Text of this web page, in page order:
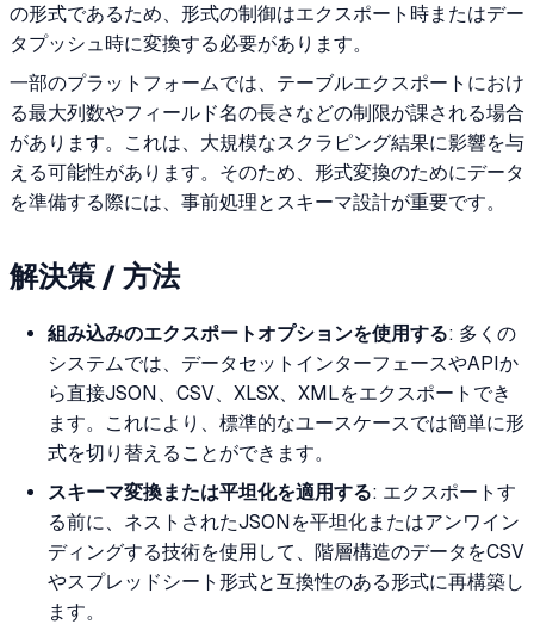
の形式であるため、形式の制御はエクスポート時またはデー
タプッシュ時に変換する必要があります。
一部のプラットフォームでは、テーブルエクスポートにおけ
る最大列数やフィールド名の長さなどの制限が課される場合
があります。これは、大規模なスクラピング結果に影響を与
える可能性があります。そのため、形式変換のためにデータ
を準備する際には、事前処理とスキーマ設計が重要です。
解決策 / 方法
組み込みのエクスポートオプションを使用する: 多くの
システムでは、データセットインターフェースやAPIか
ら直接JSON、CSV、XLSX、XMLをエクスポートでき
ます。これにより、標準的なユースケースでは簡単に形
式を切り替えることができます。
スキーマ変換または平坦化を適用する: エクスポートす
る前に、ネストされたJSONを平坦化またはアンワイン
ディングする技術を使用して、階層構造のデータをCSV
やスプレッドシート形式と互換性のある形式に再構築し
ます。